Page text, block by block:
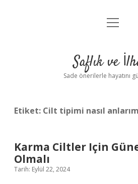
Anasayfa
Yasal Uyarı
menüyü
Saflık ve
Sade önerilerle hayatını
Etiket: Cilt tipimi nasıl anlarım
Karma Ciltler Için
Olmalı
Tarih: Eylül 22, 2024